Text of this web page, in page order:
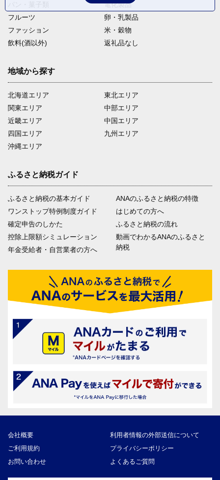
電化製品
フルーツ
卵・乳製品
ファッション
米・穀物
飲料(酒以外)
返礼品なし
地域から探す
北海道エリア
関東エリア
近畿エリア
四国エリア
沖縄エリア
東北エリア
中部エリア
中国エリア
九州エリア
ふるさと納税ガイド
ふるさと納税の基本ガイド
ワンストップ特例制度ガイド
確定申告のしかた
控除上限額シミュレーション
年金受給者・自営業者の方へ
ANAのふるさと納税の特徴
はじめての方へ
ふるさと納税の流れ
動画でわかるANAのふるさと
納税
会社概要
利用者情報の外部送信について
ご利用規約
プライバシーポリシー
お問い合わせ
よくあるご質問